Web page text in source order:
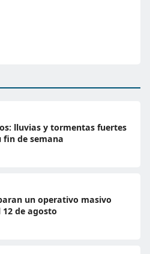
lluvias y tormentas fuertes
de semana
un operativo masivo
de agosto